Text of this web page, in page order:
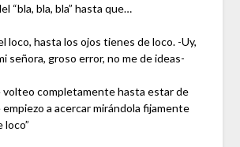
“bla, bla, bla” hasta que…
loco, hasta los ojos tienes de loco. -Uy,
señora, groso error, no me de ideas-
volteo completamente hasta estar de
a acercar mirándola fijamente
loco”